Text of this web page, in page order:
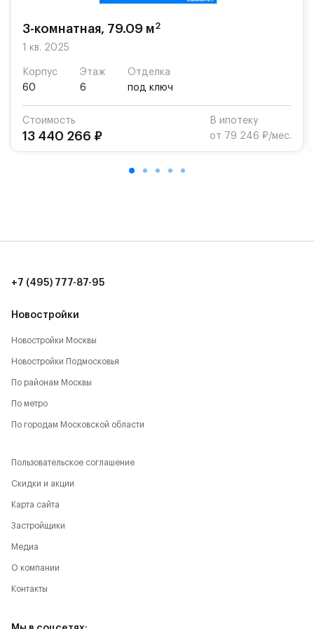
возможность посещения частной гимназии
Для автомобилистов — закрытые озеленённые
Территория квартала приватная, въезд
осуществляется по пропускам.#yan19-2r1509132#
3-комнатная, 79.09 м2
1 кв. 2025
Корпус
60
Этаж
6
Отделка
под ключ
Стоимость
13 440 266 ₽
В ипотеку
от 79 246 ₽/мес.
Новостройки
Новостройки Москвы
Новостройки Подмосковья
По районам Москвы
По метро
По городам Московской области
+7 (495) 777-87-95
Пользовательское соглашение
Скидки и акции
Карта сайта
Застройщики
Медиа
О компании
Контакты